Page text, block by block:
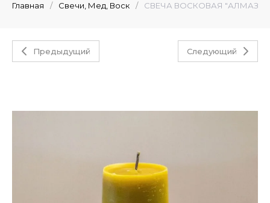
Главная / Свечи, Мед, Воск / СВЕЧА ВОСКОВАЯ "АЛМАЗ"
Предыдущий Следующий